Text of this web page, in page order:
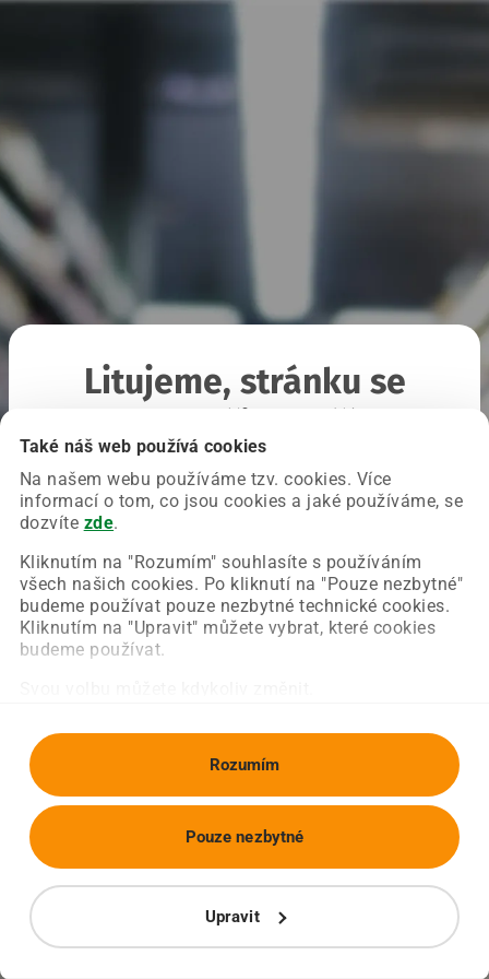
Také náš web používá cookies
Na našem webu používáme tzv. cookies. Více
informací o tom, co jsou cookies a jaké používáme, se
dozvíte zde.
Kliknutím na "Rozumím" souhlasíte s používáním
všech našich cookies. Po kliknutí na "Pouze nezbytné"
budeme používat pouze nezbytné technické cookies.
Kliknutím na "Upravit" můžete vybrat, které cookies
budeme používat.
Rozumím
Upravit
Pouze nezbytné
Litujeme, stránku se
Chyba nastala na naší straně a už ji opravujeme.
Zkuste prosím znovu načíst požadovanou stránku.
Obnovit stránku Úvodní strana